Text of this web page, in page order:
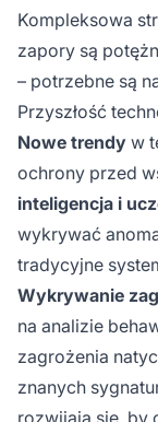
Kompleksowa
zapory są
– potrzebne są
Przyszłość
Nowe trendy w
ochrony przed
inteligencja i
wykrywać
tradycyjne
Wykrywanie
na analizie
zagrożenia
znanych
rozwijają się, by